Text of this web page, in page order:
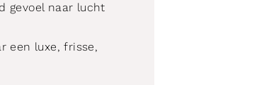
gevoel naar lucht
een luxe, frisse,